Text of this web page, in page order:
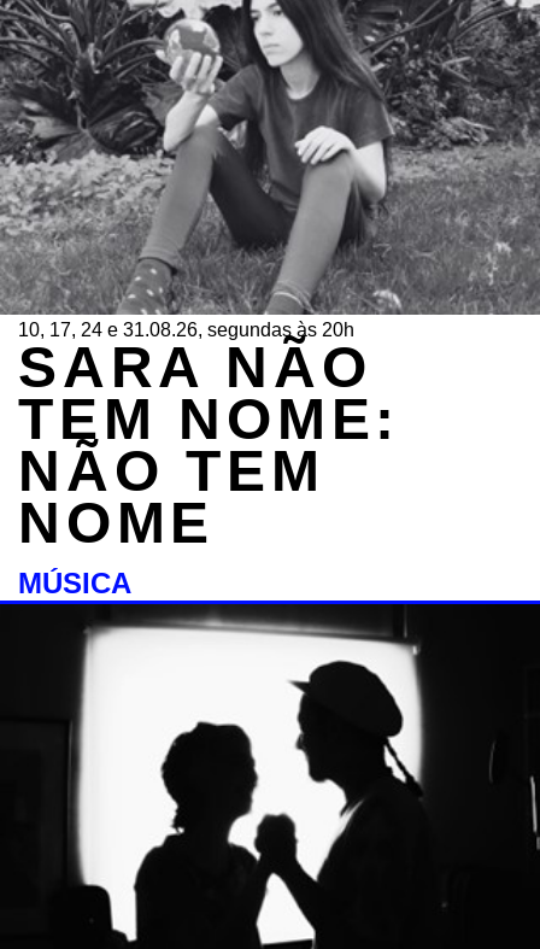
10, 17, 24 e 31.08.26, segundas às 20h
SARA NÃO
TEM NOME:
NÃO TEM
NOME
MÚSICA